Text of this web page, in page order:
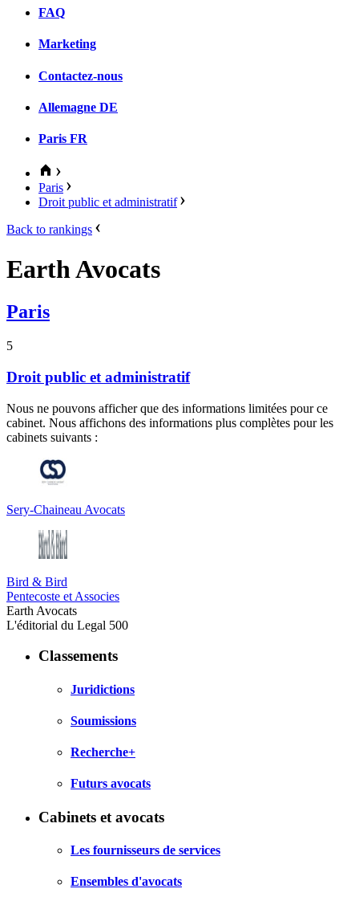
FAQ
Marketing
Contactez-nous
Allemagne DE
Paris FR
Paris
Droit public et administratif
Back to rankings
Earth Avocats
Paris
5
Droit public et administratif
Nous ne pouvons afficher que des informations limitées pour ce
cabinet. Nous affichons des informations plus complètes pour les
cabinets suivants :
Sery-Chaineau Avocats
Bird & Bird
Pentecoste et Associes
Earth Avocats
L'éditorial du Legal 500
Classements
Juridictions
Soumissions
Recherche+
Futurs avocats
Cabinets et avocats
Les fournisseurs de services
Ensembles d'avocats